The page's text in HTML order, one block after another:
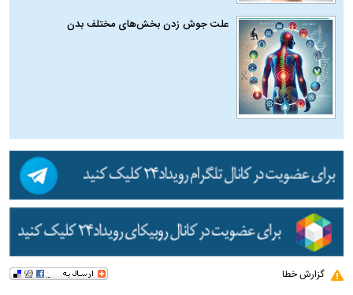
علت جوش زدن بخش‌های مختلف بدن
گزارش خطا